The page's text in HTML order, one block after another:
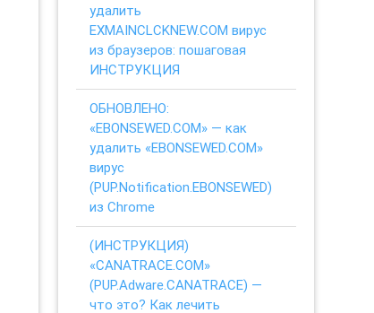
удалить
EXMAINCLCKNEW.COM вирус
из браузеров: пошаговая
ИНСТРУКЦИЯ
ОБНОВЛЕНО:
«EBONSEWED.COM» — как
удалить «EBONSEWED.COM»
вирус
(PUP.Notification.EBONSEWED)
из Chrome
(ИНСТРУКЦИЯ)
«CANATRACE.COM»
(PUP.Adware.CANATRACE) —
что это? Как лечить